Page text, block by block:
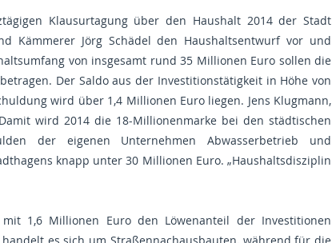
Klausurtagung über den Haushalt 2014 der Stadt
Kämmerer Jörg Schädel den Haushaltsentwurf vor und
von insgesamt rund 35 Millionen Euro sollen die
Der Saldo aus der Investitionstätigkeit in Höhe von
wird über 1,4 Millionen Euro liegen. Jens Klugmann,
wird 2014 die 18-Millionenmarke bei den städtischen
der eigenen Unternehmen Abwasserbetrieb und
knapp unter 30 Millionen Euro. „Haushaltsdisziplin
1,6 Millionen Euro den Löwenanteil der Investitionen